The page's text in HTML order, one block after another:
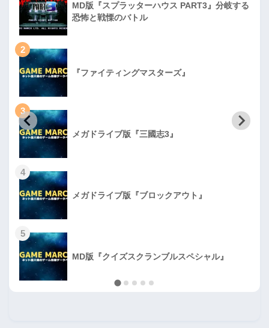
MD版『スプラッターハウス PART3』分岐する
恐怖と戦慄のバトル
2
『ファイティングマスターズ』
3
メガドライブ版『三國志3』
4
メガドライブ版『ブロックアウト』
5
MD版『クイズスクランブルスペシャル』